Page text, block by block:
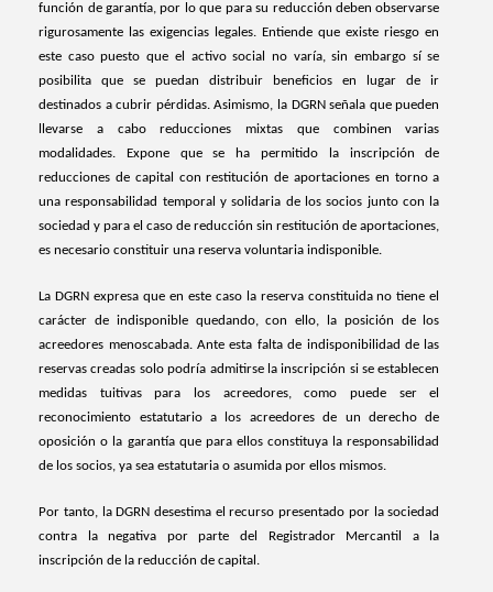
función de garantía, por lo que para su reducción deben observarse
rigurosamente las exigencias legales. Entiende que existe riesgo en
este caso puesto que el activo social no varía, sin embargo sí se
posibilita que se puedan distribuir beneficios en lugar de ir
destinados a cubrir pérdidas. Asimismo, la DGRN señala que pueden
llevarse a cabo reducciones mixtas que combinen varias
modalidades. Expone que se ha permitido la inscripción de
reducciones de capital con restitución de aportaciones en torno a
una responsabilidad temporal y solidaria de los socios junto con la
sociedad y para el caso de reducción sin restitución de aportaciones,
es necesario constituir una reserva voluntaria indisponible.
La DGRN expresa que en este caso la reserva constituida no tiene el
carácter de indisponible quedando, con ello, la posición de los
acreedores menoscabada. Ante esta falta de indisponibilidad de las
reservas creadas solo podría admitirse la inscripción si se establecen
medidas tuitivas para los acreedores, como puede ser el
reconocimiento estatutario a los acreedores de un derecho de
oposición o la garantía que para ellos constituya la responsabilidad
de los socios, ya sea estatutaria o asumida por ellos mismos.
Por tanto, la DGRN desestima el recurso presentado por la sociedad
contra la negativa por parte del Registrador Mercantil a la
inscripción de la reducción de capital.